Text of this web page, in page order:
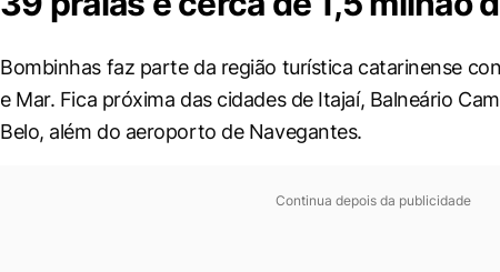
Bombinhas faz parte da região turística catarinense
e Mar. Fica próxima das cidades de Itajaí, Balneário
Belo, além do aeroporto de Navegantes.
Continua depois da publicidade